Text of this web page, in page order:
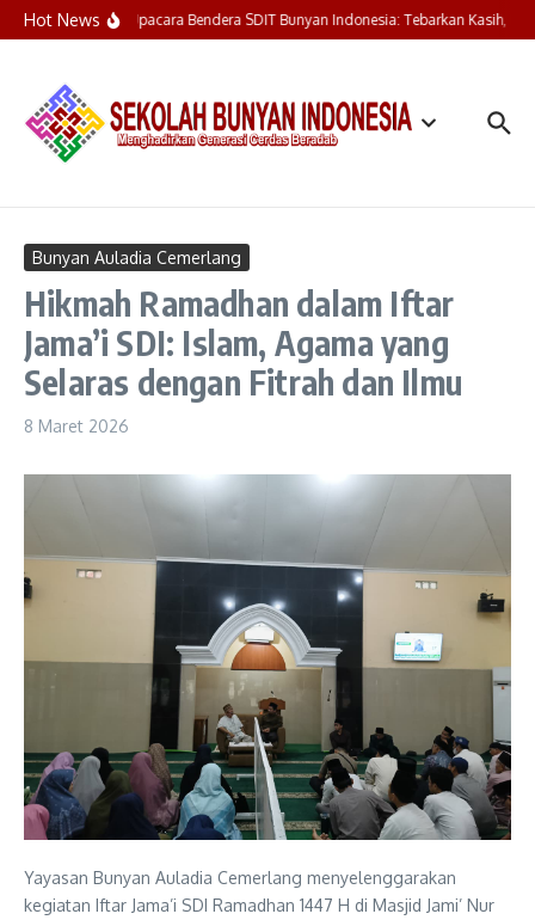
Lewati ke konten
Hot News Upacara Bendera SDIT Bunyan Indonesia: Tebarkan Kasih,
Bunyan Auladia Cemerlang
Hikmah Ramadhan dalam Iftar
Jama’i SDI: Islam, Agama yang
Selaras dengan Fitrah dan Ilmu
8 Maret 2026
Yayasan Bunyan Auladia Cemerlang menyelenggarakan
kegiatan Iftar Jama’i SDI Ramadhan 1447 H di Masjid Jami’ Nur